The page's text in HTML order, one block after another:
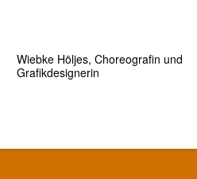
Wiebke Höljes, Choreografin und
Grafikdesignerin